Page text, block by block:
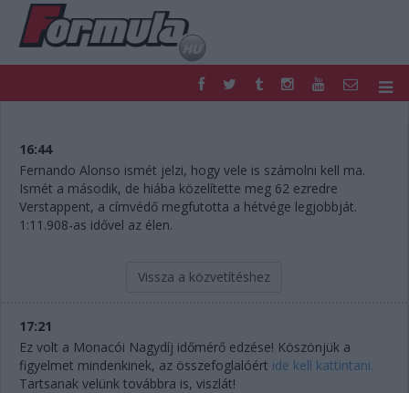
FORMULA
NEMZETKÖZI
HAZAI
RETRO
EGYÉB
PODCAST
SHOP
LIVE
16:44
Fernando Alonso ismét jelzi, hogy vele is számolni kell ma.
Ismét a második, de hiába közelítette meg 62 ezredre
Verstappent, a címvédő megfutotta a hétvége legjobbját.
1:11.908-as idővel az élen.
Vissza a közvetítéshez
17:21
Ez volt a Monacói Nagydíj időmérő edzése! Köszönjük a
figyelmet mindenkinek, az összefoglalóért ide kell kattintani.
Tartsanak velünk továbbra is, viszlát!